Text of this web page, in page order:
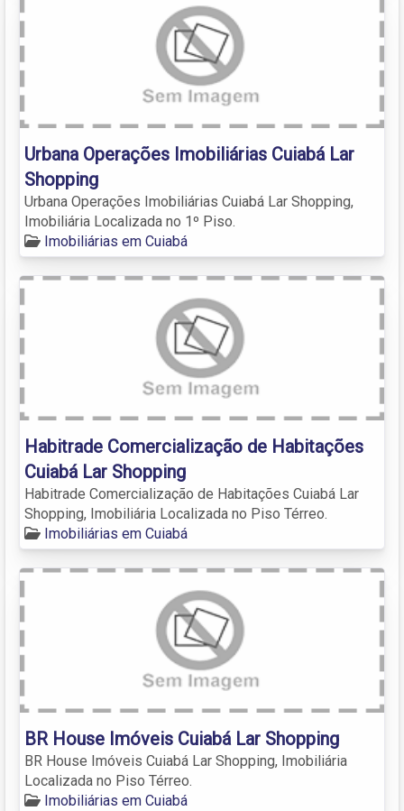
Urbana Operações Imobiliárias Cuiabá Lar
Shopping
Urbana Operações Imobiliárias Cuiabá Lar Shopping,
Imobiliária Localizada no 1º Piso.
Imobiliárias em Cuiabá
Habitrade Comercialização de Habitações
Cuiabá Lar Shopping
Habitrade Comercialização de Habitações Cuiabá Lar
Shopping, Imobiliária Localizada no Piso Térreo.
Imobiliárias em Cuiabá
BR House Imóveis Cuiabá Lar Shopping
BR House Imóveis Cuiabá Lar Shopping, Imobiliária
Localizada no Piso Térreo.
Imobiliárias em Cuiabá